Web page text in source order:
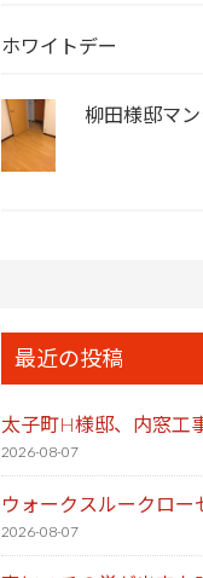
ホワイトデー
柳田様邸マ
最近の投稿
太子町H様邸、内窓工
2026-08-07
ウォークスルークロー
2026-08-07